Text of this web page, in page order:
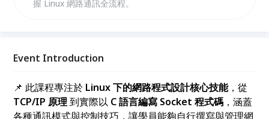
握 Linux 網路通訊全流程。
Event Introduction
📌 此課程專注於 Linux 下的網路程式設計核心技能，從
TCP/IP 原理 到實際以 C 語言編寫 Socket 程式碼 ，涵蓋
各種通訊模式與控制技巧，讓學員能夠自行撰寫與管理網